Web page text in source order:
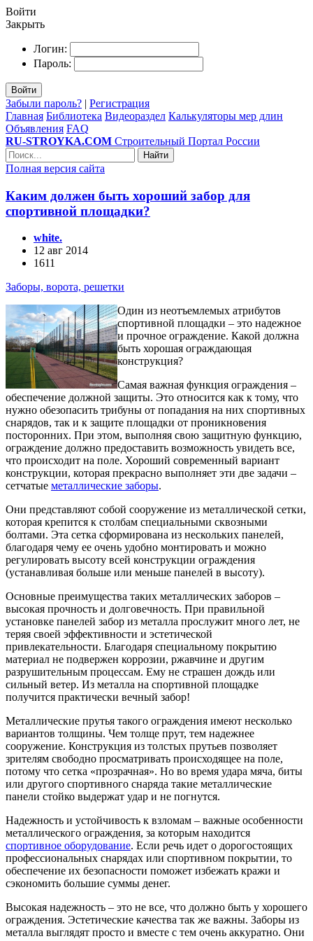
Войти
Закрыть
Логин:
Пароль:
Войти
Забыли пароль? | Регистрация
Главная Библиотека Видеораздел Калькуляторы мер длин
Объявления FAQ
RU-STROYKA.COM Строительный Портал России
Найти
Полная версия сайта
Каким должен быть хороший забор для
спортивной площадки?
white.
12 авг 2014
1611
Заборы, ворота, решетки
Один из неотъемлемых атрибутов
спортивной площадки – это надежное
и прочное ограждение. Какой должна
быть хорошая ограждающая
конструкция?
Самая важная функция ограждения –
обеспечение должной защиты. Это относится как к тому, что
нужно обезопасить трибуны от попадания на них спортивных
снарядов, так и к защите площадки от проникновения
посторонних. При этом, выполняя свою защитную функцию,
ограждение должно предоставить возможность увидеть все,
что происходит на поле. Хороший современный вариант
конструкции, которая прекрасно выполняет эти две задачи –
сетчатые металлические заборы.
Они представляют собой сооружение из металлической сетки,
которая крепится к столбам специальными сквозными
болтами. Эта сетка сформирована из нескольких панелей,
благодаря чему ее очень удобно монтировать и можно
регулировать высоту всей конструкции ограждения
(устанавливая больше или меньше панелей в высоту).
Основные преимущества таких металлических заборов –
высокая прочность и долговечность. При правильной
установке панелей забор из металла прослужит много лет, не
теряя своей эффективности и эстетической
привлекательности. Благодаря специальному покрытию
материал не подвержен коррозии, ржавчине и другим
разрушительным процессам. Ему не страшен дождь или
сильный ветер. Из металла на спортивной площадке
получится практически вечный забор!
Металлические прутья такого ограждения имеют несколько
вариантов толщины. Чем толще прут, тем надежнее
сооружение. Конструкция из толстых прутьев позволяет
зрителям свободно просматривать происходящее на поле,
потому что сетка «прозрачная». Но во время удара мяча, биты
или другого спортивного снаряда такие металлические
панели стойко выдержат удар и не погнутся.
Надежность и устойчивость к взломам – важные особенности
металлического ограждения, за которым находится
спортивное оборудование. Если речь идет о дорогостоящих
профессиональных снарядах или спортивном покрытии, то
обеспечение их безопасности поможет избежать кражи и
сэкономить большие суммы денег.
Высокая надежность – это не все, что должно быть у хорошего
ограждения. Эстетические качества так же важны. Заборы из
металла выглядят просто и вместе с тем очень аккуратно. Они